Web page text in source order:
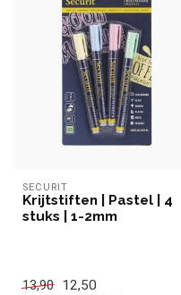
SECURIT
Krijtstiften | Pastel | 4
stuks | 1-2mm
13,90 12,50